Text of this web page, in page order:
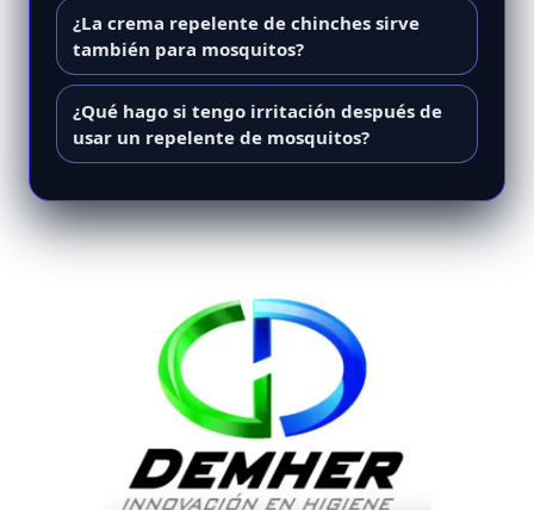
¿La crema repelente de chinches sirve
también para mosquitos?
¿Qué hago si tengo irritación después de
usar un repelente de mosquitos?